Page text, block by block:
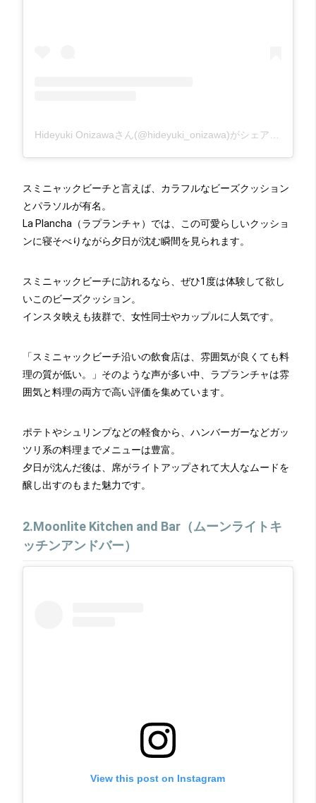
Hideyuki Onizawaさん(@hideyuki_onizawa)がシェアした投稿
スミニャックビーチと言えば、カラフルなビーズクッション
とパラソルが有名。
La Plancha（ラプランチャ）では、この可愛らしいクッショ
ンに寝そべりながら夕日が沈む瞬間を見られます。
スミニャックビーチに訪れるなら、ぜひ1度は体験して欲し
いこのビーズクッション。
インスタ映えも抜群で、女性同士やカップルに人気です。
「スミニャックビーチ沿いの飲食店は、雰囲気が良くても料
理の質が低い。」そのような声が多い中、ラプランチャは雰
囲気と料理の両方で高い評価を集めています。
ポテトやシュリンプなどの軽食から、ハンバーガーなどガッ
ツリ系の料理までメニューは豊富。
夕日が沈んだ後は、席がライトアップされて大人なムードを
醸し出すのもまた魅力です。
2.Moonlite Kitchen and Bar（ムーンライトキ
ッチンアンドバー）
View this post on Instagram